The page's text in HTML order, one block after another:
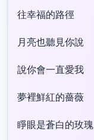
往幸福的路徑
月亮也聽見你說
說你會一直愛我
夢裡鮮紅的薔薇
睜眼是蒼白的玫瑰